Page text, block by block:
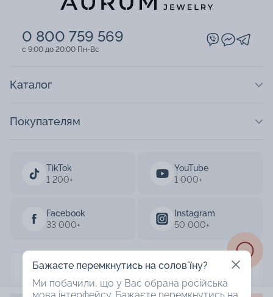
0 800 759 569
c 9:00 до 20:00 Пн-Вс
TikTok
1 200+
YouTube
1 000+
Facebook
33 000+
Instagram
50 000+
Каталог
Покупателям
AURUM 2003-2026
Бажаєте перемкнутись на соловʼїну?
Ми побачили, що у Вас обрана російська